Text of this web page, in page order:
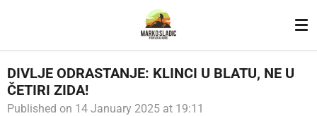
DIVLJE ODRASTANJE: KLINCI U BLATU, NE U
ČETIRI ZIDA!
Published on 14 January 2025 at 19:11